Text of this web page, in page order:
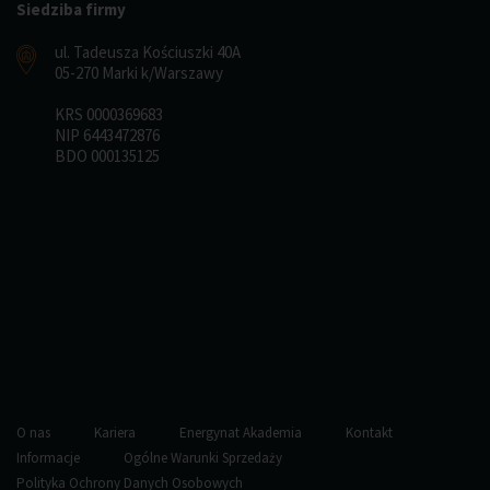
Siedziba firmy
ul. Tadeusza Kościuszki 40A
05-270 Marki k/Warszawy
KRS 0000369683
NIP 6443472876
BDO 000135125
O nas Kariera Energynat Akademia
Kontakt
Informacje
Ogólne Warunki Sprzedaży
Polityka Ochrony Danych Osobowych